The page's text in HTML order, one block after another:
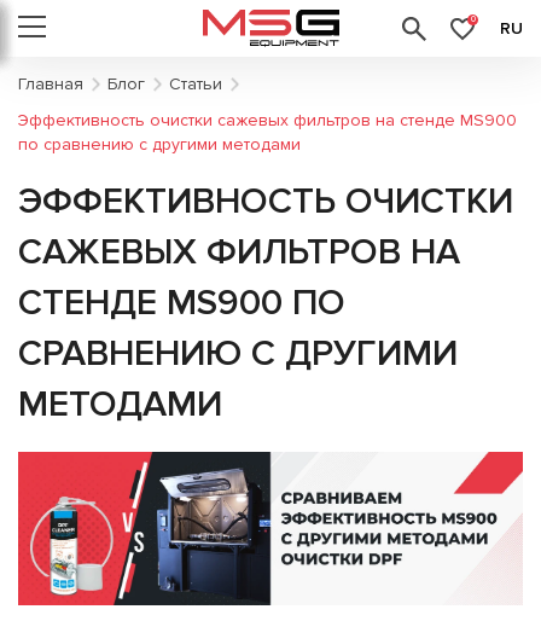
0 RU
Главная Блог
Статьи
Эффективность очистки сажевых фильтров на стенде MS900
по сравнению с другими методами
ЭФФЕКТИВНОСТЬ ОЧИСТКИ
САЖЕВЫХ ФИЛЬТРОВ НА
СТЕНДЕ MS900 ПО
СРАВНЕНИЮ С ДРУГИМИ
МЕТОДАМИ